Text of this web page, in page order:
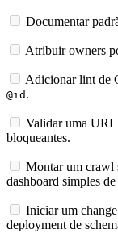
Documentar
Atribuir owners
Adicionar lint de
@id .
Validar uma
bloqueantes.
Montar um crawl
dashboard simples de
Iniciar um
deployment de